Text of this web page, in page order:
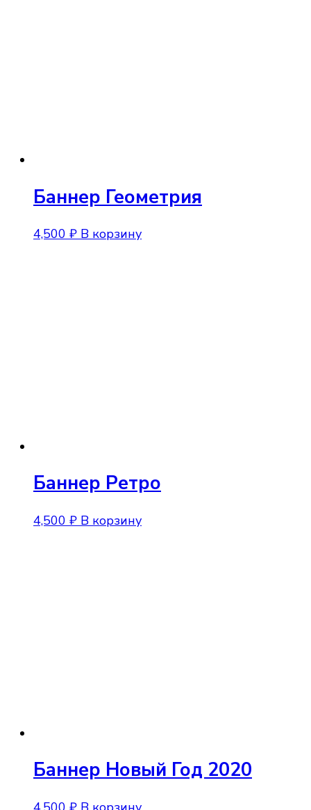
Баннер Геометрия
4,500 ₽ В корзину
Баннер Ретро
4,500 ₽ В корзину
Баннер Новый Год 2020